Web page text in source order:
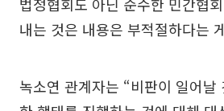
내는 것은 내용은 부적절하다는
녹소연 관계자는 “비판이 일어날